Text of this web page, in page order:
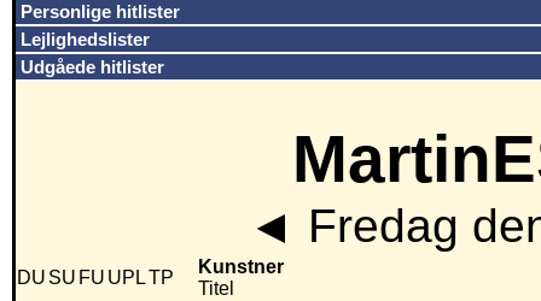
Personlige hitlister
Lejlighedslister
Udgåede hitlister
◄ Fredag
DU SU FU UPLTP
Kunstner
Titel